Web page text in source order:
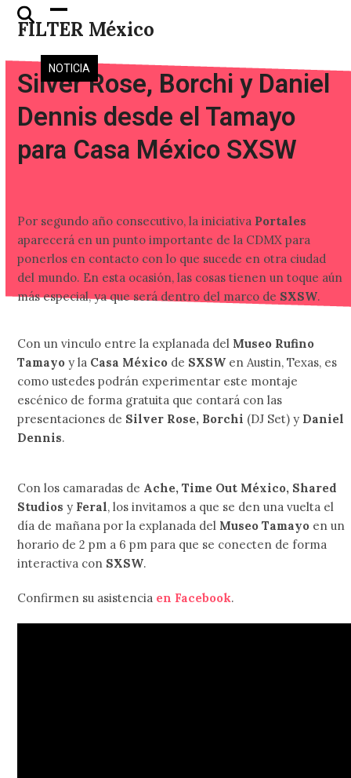
Skip
FILTER México
Open
mobile
menu
Close
mobile
menu
NOTICIA
Silver Rose, Borchi y Daniel
Dennis desde el Tamayo
para Casa México SXSW
Por segundo año consecutivo, la iniciativa Portales
aparecerá en un punto importante de la CDMX para
ponerlos en contacto con lo que sucede en otra ciudad
del mundo. En esta ocasión, las cosas tienen un toque aún
más especial, ya que será dentro del marco de SXSW.
Con un vinculo entre la explanada del Museo Rufino
Tamayo y la Casa México de SXSW en Austin, Texas, es
como ustedes podrán experimentar este montaje
escénico de forma gratuita que contará con las
presentaciones de Silver Rose, Borchi (DJ Set) y Daniel
Dennis.
Con los camaradas de Ache, Time Out México, Shared
Studios y Feral, los invitamos a que se den una vuelta el
día de mañana por la explanada del Museo Tamayo en un
horario de 2 pm a 6 pm para que se conecten de forma
interactiva con SXSW.
Confirmen su asistencia en Facebook.